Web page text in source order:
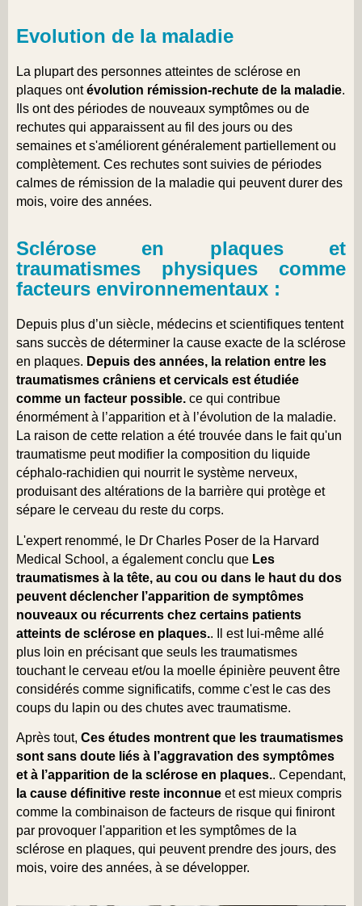
Evolution de la maladie
La plupart des personnes atteintes de sclérose en
plaques ontévolution rémission-rechute de la maladie.
Ils ont des périodes de nouveaux symptômes ou de
rechutes qui apparaissent au fil des jours ou des
semaines et s'améliorent généralement partiellement ou
complètement. Ces rechutes sont suivies de périodes
calmes de rémission de la maladie qui peuvent durer des
mois, voire des années.
Sclérose en plaques et
traumatismes physiques comme
facteurs environnementaux :
Depuis plus d’un siècle, médecins et scientifiques tentent
sans succès de déterminer la cause exacte de la sclérose
en plaques. Depuis des années, la relation entre les
traumatismes crâniens et cervicals est étudiée
comme un facteur possible. ce qui contribue
énormément à l’apparition et à l’évolution de la maladie.
La raison de cette relation a été trouvée dans le fait qu'un
traumatisme peut modifier la composition du liquide
céphalo-rachidien qui nourrit le système nerveux,
produisant des altérations de la barrière qui protège et
sépare le cerveau du reste du corps.
L'expert renommé, le Dr Charles Poser de la Harvard
Medical School, a également conclu que Les
traumatismes à la tête, au cou ou dans le haut du dos
peuvent déclencher l’apparition de symptômes
nouveaux ou récurrents chez certains patients
atteints de sclérose en plaques.. Il est lui-même allé
plus loin en précisant que seuls les traumatismes
touchant le cerveau et/ou la moelle épinière peuvent être
considérés comme significatifs, comme c'est le cas des
coups du lapin ou des chutes avec traumatisme.
Après tout, Ces études montrent que les traumatismes
sont sans doute liés à l’aggravation des symptômes
et à l’apparition de la sclérose en plaques.. Cependant,
la cause définitive reste inconnue et est mieux compris
comme la combinaison de facteurs de risque qui finiront
par provoquer l'apparition et les symptômes de la
sclérose en plaques, qui peuvent prendre des jours, des
mois, voire des années, à se développer.